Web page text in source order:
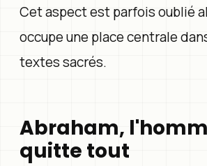
Cet aspect est parfois oublié
occupe une place centrale
textes sacrés.
Abraham,
quitte tout